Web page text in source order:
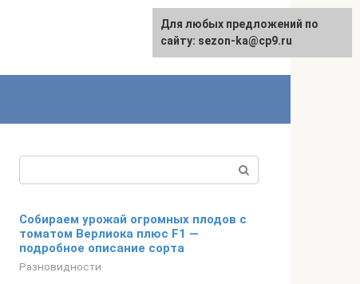
Собираем урожай огромных плодов с
томатом Верлиока плюс F1 —
подробное описание сорта
Разновидности
Для любых предложений по
сайту: sezon-ka@cp9.ru